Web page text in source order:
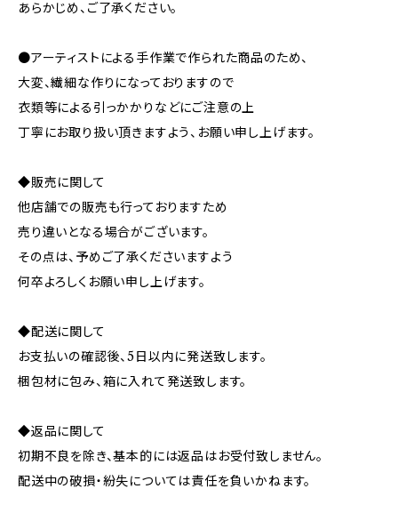
あらかじめ、ご了承ください。
●アーティストによる手作業で作られた商品のため、
大変、繊細な作りになっておりますので
衣類等による引っかかりなどにご注意の上
丁寧にお取り扱い頂きますよう、お願い申し上げます。
◆販売に関して
他店舗での販売も行っておりますため
売り違いとなる場合がございます。
その点は、予めご了承くださいますよう
何卒よろしくお願い申し上げます。
◆配送に関して
お支払いの確認後、5日以内に発送致します。
梱包材に包み、箱に入れて発送致します。
◆返品に関して
初期不良を除き、基本的には返品はお受付致しません。
配送中の破損・紛失については責任を負いかねます。